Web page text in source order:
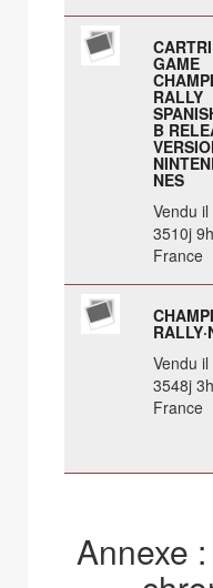
GAME
RALLY
B
NES
Vendu
3510j 9h
France
Vendu
3548j 3h
France
Annexe